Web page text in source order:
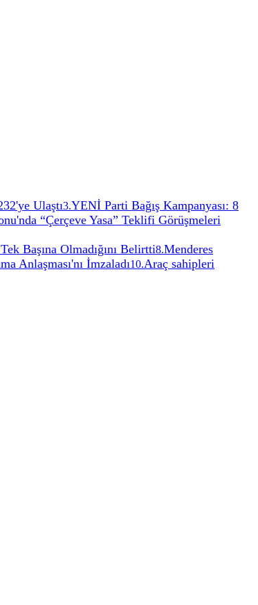
Ulaştı3.YENİ Parti Bağış Kampanyası: 8
“Çerçeve Yasa” Teklifi Görüşmeleri
Başına Olmadığını Belirtti8.Menderes
Anlaşması'nı İmzaladı10.Araç sahipleri